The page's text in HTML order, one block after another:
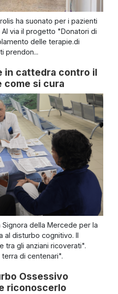
ha suonato per i pazienti
Al via il progetto "Donatori di
delle terapie.di
prendon...
in cattedra contro il
si cura
della Mercede per la
al disturbo cognitivo. Il
tra gli anziani ricoverati".
terra di centenari".
Ossessivo
riconoscerlo